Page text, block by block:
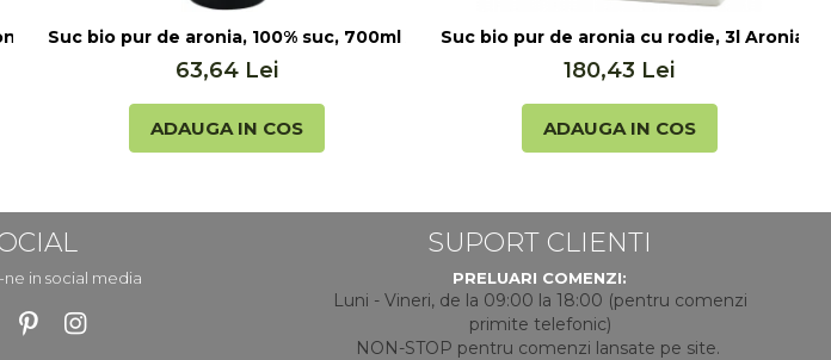
Original
Suc bio pur de aronia, 100% suc, 700ml Aronia Original
63,64 Lei
ADAUGA IN COS
Suc bio pur de aronia cu rodie, 3l Aronia
180,43 Lei
ADAUGA IN COS
in social media
SUPORT CLIENTI
PRELUARI COMENZI:
Luni - Vineri, de la 09:00 la 18:00 (pentru comenzi
primite telefonic)
NON-STOP pentru comenzi lansate pe site.